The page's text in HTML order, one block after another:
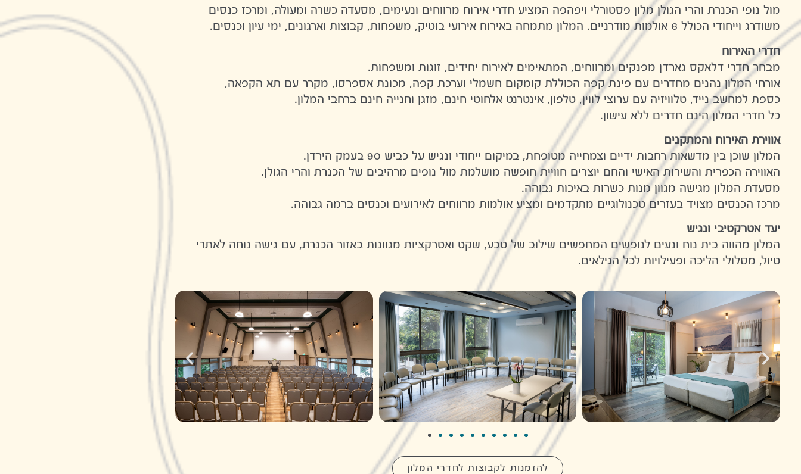
מול נופי הכנרת והרי הגולן מלון פסטורלי ויפהפה המציע חדרי אירוח מרווחים ונעימים, מסעדה כשרה ומעולה, ומרכז כנסים
משודרג וייחודי הכולל 6 אולמות מודרניים. המלון מתמחה באירוח אירועי בוטיק, משפחות, קבוצות וארגונים, ימי עיון וכנסים.
חדרי האירוח
מבחר חדרי דלאקס גארדן מפנקים ומרווחים, המתאימים לאירוח יחידים, זוגות ומשפחות.
אורחי המלון נהנים מחדרים עם פינת קפה הכוללת קומקום חשמלי וערכת קפה, מכונת אספרסו, מקרר עם תא הקפאה,
כספת למחשב נייד, טלוויזיה עם ערוצי לווין, טלפון, אינטרנט אלחוטי חינם, מזגן וחנייה חינם ברחבי המלון.
כל חדרי המלון הינם חדרים ללא עישון.
אווירת האירוח והמתקנים
המלון שוכן בין מדשאות רחבות ידיים וצמחייה מטופחת, במיקום ייחודי ונגיש על כביש 90 בעמק הירדן.
האווירה הכפרית והשירות האישי והחם יוצרים חוויית חופשה מושלמת מול נופים מרהיבים של הכנרת והרי הגולן.
מסעדת המלון מגישה מגוון מנות כשרות באיכות גבוהה.
מרכז הכנסים מצויד בעזרים טכנולוגיים מתקדמים ומציע אולמות מרווחים לאירועים וכנסים ברמה גבוהה.
יעד אטרקטיבי ונגיש
המלון מהווה בית נוח ונעים לנופשים המחפשים שילוב של טבע, שקט ואטרקציות מגוונות באזור הכנרת, עם גישה נוחה לאתרי
טיול, מסלולי הליכה ופעילויות לכל הגילאים.
להזמנות לקבוצות לחדרי המלון